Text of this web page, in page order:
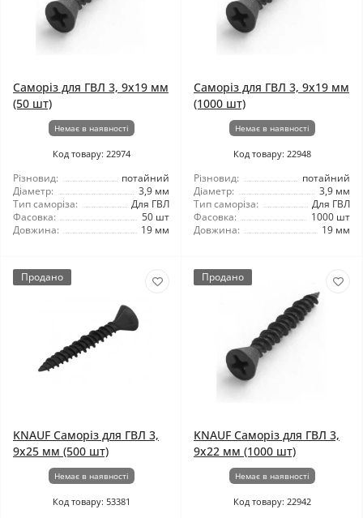
Саморіз для ГВЛ 3, 9x19 мм
(50 шт)
Немає в наявності
Код товару: 22974
Різновид:
потайний
Діаметр:
3,9 мм
Тип саморіза:
Для ГВЛ
Фасовка:
50 шт
Довжина:
19 мм
Саморіз для ГВЛ 3, 9x19 мм
(1000 шт)
Немає в наявності
Код товару: 22948
Різновид:
потайний
Діаметр:
3,9 мм
Тип саморіза:
Для ГВЛ
Фасовка:
1000 шт
Довжина:
19 мм
Продано
KNAUF Саморіз для ГВЛ 3,
9x25 мм (500 шт)
Немає в наявності
Код товару: 53381
Продано
KNAUF Саморіз для ГВЛ 3,
9x22 мм (1000 шт)
Немає в наявності
Код товару: 22942